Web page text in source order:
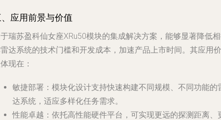
应用前景与价值
瑞苏盈科仙女座XRu50模块的集成解决方案，能够显著降低
达系统的技术门槛和开发成本，加速产品上市时间。其应用价
现在：
敏捷部署 ：模块化设计支持快速构建不同规模、不同功能的
达系统，适应多样化任务需求。
性能卓越 ：依托高性能硬件平台，可实现更远的探测距离、